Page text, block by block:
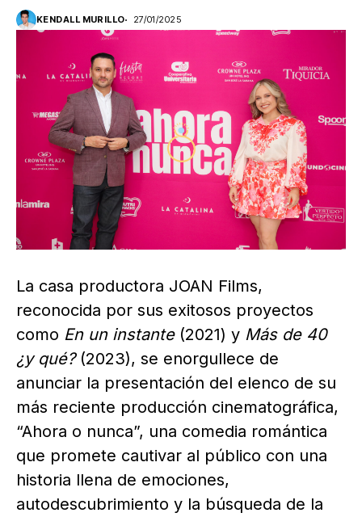
KENDALL MURILLO 27/01/2025
La casa productora JOAN Films,
reconocida por sus exitosos proyectos
como En un instante(2021) y Más de 40
¿y qué?(2023), se enorgullece de
anunciar la presentación del elenco de su
más reciente producción cinematográfica,
“Ahora o nunca”, una comedia romántica
que promete cautivar al público con una
historia llena de emociones,
autodescubrimiento y la búsqueda de la